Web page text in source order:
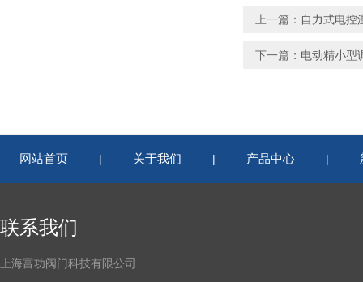
上一篇： 自力式电控
下一篇： 电动精小型
网站首页 | 关于我们 | 产品中心 |
联系我们
上海富功阀门科技有限公司